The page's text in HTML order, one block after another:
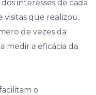
interesses de cada
visitas que realizou,
de vezes da
medir a eficácia da
o